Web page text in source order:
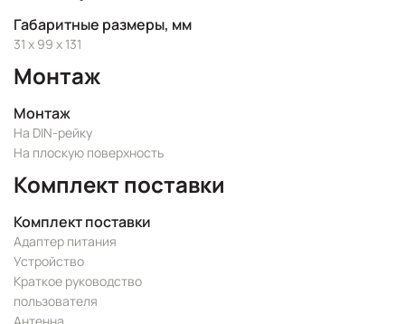
Габаритные размеры, мм
31 x 99 x 131
Монтаж
Монтаж
На DIN-рейку
На плоскую поверхность
Комплект поставки
Комплект поставки
Адаптер питания
Устройство
Краткое руководство
пользователя